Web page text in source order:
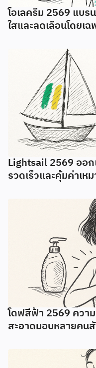
โอเลครีม 2569 แบ
ใสและลดเลือนโดยเฉ
Lightsail 2569 ออ
รวดเร็วและคุ้มค่าเห
โดฟสีฟ้า 2569 ควา
สะอาดมอบหลายคน